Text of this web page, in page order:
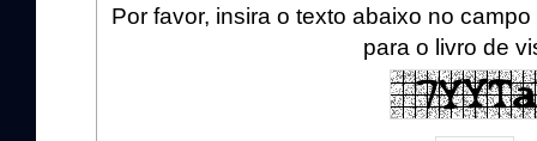
Por favor, insira o texto abaixo no
para o livro de